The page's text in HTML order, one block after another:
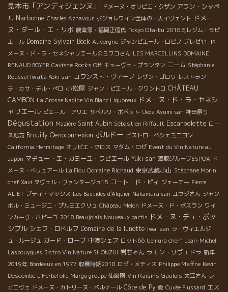
見本市「アンディジェンヌ」
ドメーヌ・オリビエ・クザン アラン・シャペ
ル Narbonne Charles Aznavour ボジョレワイン全体の一大イヴェント ドメー
ヌ・ダール・エ・リボ 農業家・福岡正信氏 Tokyo Ota-ku 2018ミレジム・ラピ
エール Domaine Sylvain Bock Auvergne ジャンピエール・ロビノ ブレゼ11
ド
メーヌ・ド・ラ・セネシャリエールのミワコさん LES MARCELLINS DOMAINE
RENAUD BOYER Caviste Rocks Off キューヴェ・プランタン ニーム Stéphanie
Roussel Iwata Koki san コワンスト・ヴィーノ レザン・ゴロワ レストラン
ラ・カサ・デル・ぺロ 小松屋 ジャン・ピエール・クワントロ CHÂTEAU
CAMBON La Grosse Nadine Vin Blanc Liquoreux ドメーヌ・ド・ラ・セネシ
ャリエール ピエール・アリエ サぺルリ・ポペット Ueda Ayumi san 神田祭り
Dégustation Mazière Saint Aubin Sébastien Riffault Escarpolette ロー
ヌ地方 Brouilly Oenoconnexion ボルドー ビストロ・ペシェミニヨン
California Hermitage オリビエ・クロス マダム・ロゼ Event du Vin Nature au
Japon マチュー・エ・カミーユ・ラピエール Yuki san 酒販グループESPOA ド
メーヌ・ベリュアール La Flou Domaine Richaud 東京武蔵小山 Stéphane Morin
chef Xavi タヴェル・ヴァンタージュ15 コート・ド・ピィ ジェーテー Pierre
ALIET プティ・マックス Les Bastides d'Alquier Nakamura san ユウジさん シャン
ボル・ミュージニ・プルミエクリュ Châpeau Melon ドメーヌ・ド・ボスラン ワイ
ンカーヴ・パピーユ 2018 Beaujolais Nouveaux partis ドメーヌ・デュ・ポッ
シブル シェフ・ロドルフ Domaine de la lunotte Iwai san ラ・ヴィエルジ
ュ・ルージュ ガード・ローブ 中湊シェフ ロット66 Uemura cherf Jean-Michel
Lasbouygues Bistro Vin Nature SHONZUI 岩ちゃん ラモン・サヴェドラ 新年
2019年 Bordeaux en 1977 収穫時期2018 ロゼ・メティス Philippe Maffre Kevin
Descombe L'Herbefolle Margo groupe 仙巌園 Vin Raisins Gaulois 大江さん レ・
ガニヴェ ドメーヌ・カトリーヌ・ベルナール Côte de Py 愛 Cuvée Plussard エス